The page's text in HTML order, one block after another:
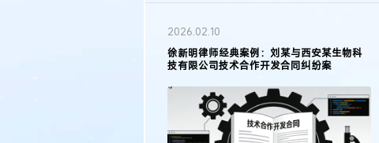
集成电路布图设计
传统文化 更多 >>
2026.02.10
徐新明律师经典案例：刘某与西安某生物科
技有限公司技术合作开发合同纠纷案